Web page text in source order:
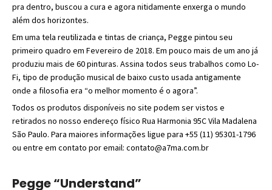
pra dentro, buscou a cura e agora nitidamente enxerga o mundo
além dos horizontes.
Em uma tela reutilizada e tintas de criança, Pegge pintou seu
primeiro quadro em Fevereiro de 2018. Em pouco mais de um ano já
produziu mais de 60 pinturas. Assina todos seus trabalhos como Lo-
Fi, tipo de produção musical de baixo custo usada antigamente
onde a filosofia era “o melhor momento é o agora”.
Todos os produtos disponíveis no site podem ser vistos e
retirados no nosso endereço físico Rua Harmonia 95C Vila Madalena
São Paulo. Para maiores informações ligue para +55 (11) 95301-1796
ou entre em contato por email: contato@a7ma.com.br
Pegge “Understand”